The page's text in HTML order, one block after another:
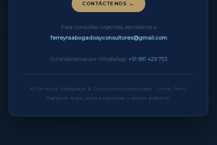
CONTÁCTENOS →
Para consultas urgentes, escríbanos a
ferreyraabogadosyconsultores@gmail.com
O contáctenos por WhatsApp: +51 991 429 753
© Ferreyra Abogados & Consultores Asociados · Lima, Perú
Asesoría legal para empresas y sector público.